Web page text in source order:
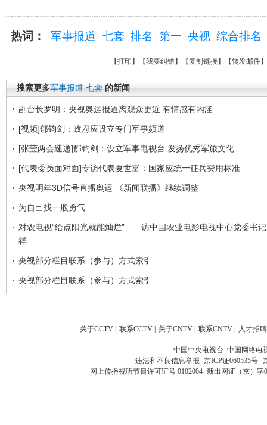
热词： 军事报道 七套 排名 第一 央视 综合排名
【打印 】【我要纠错】【复制链接】【转发邮件
搜索更多军事报道 七套 的新闻
副台长罗明：央视奥运报道离观众更近 有情感有内涵
[视频]郁钧剑：政府应设立专门军事频道
[张莹两会速递]郁钧剑：设立军事电视台 发扬优秀军旅文化
[代表委员面对面]专访代表夏世富：国家应统一征兵费用标准
央视明年3D信号直播奥运 《新闻联播》继续调整
为自己找一股勇气
对农电视“给点阳光就能灿烂”——访中国农业电影电视中心党委书
祥
央视部分栏目联系（参与）方式索引
央视部分栏目联系（参与）方式索引
关于CCTV 联系CCTV 关于CNTV 联系CNTV 人才招聘
中国中央电视台 中国网络电
违法和不良信息举报 京ICP证060535号
网上传播视听节目许可证号 0102004 新出网证（京）